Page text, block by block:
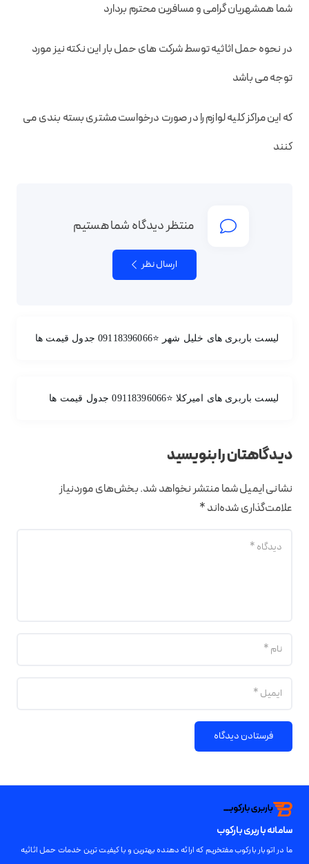
شما همشهریان گرامی و مسافرین محترم بردارد
در نحوه حمل اثاثیه توسط شرکت های حمل بار این نکته نیز مورد
توجه می باشد
که این مراکز کلیه لوازم را در صورت درخواست مشتری بسته بندی می
کنند
منتظر دیدگاه شما هستیم
ارسال نظر
لیست باربری های خلیل شهر ⭐️09118396066 جدول قیمت ها
لیست باربری های امیرکلا ⭐️09118396066 جدول قیمت ها
دیدگاهتان را بنویسید
نشانی ایمیل شما منتشر نخواهد شد.بخش‌های موردنیاز
علامت‌گذاری شده‌اند*
فرستادن دیدگاه
سامانه باربری بارکوب
ما در اتوبار بارکوب مفتخریم که ارائه دهنده بهترین و با کیفیت ترین خدمات حمل اثاثیه